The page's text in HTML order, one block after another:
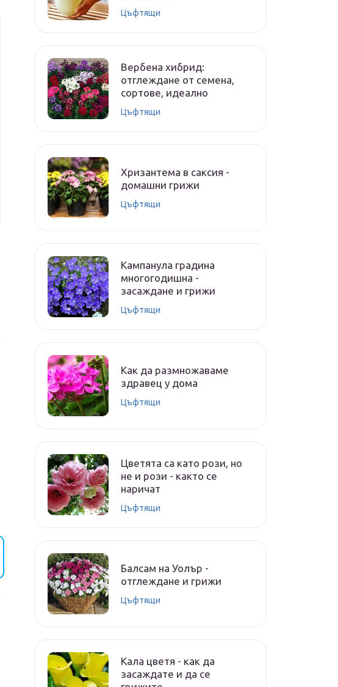
Цъфтящи
Вербена хибрид:
отглеждане от семена,
сортове, идеално
Цъфтящи
Хризантема в саксия -
домашни грижи
Цъфтящи
Кампанула градина
многогодишна -
засаждане и грижи
Цъфтящи
Как да размножаваме
здравец у дома
Цъфтящи
Цветята са като рози, но
не и рози - както се
наричат
Цъфтящи
Балсам на Уолър -
отглеждане и грижи
Цъфтящи
Кала цветя - как да
засаждате и да се